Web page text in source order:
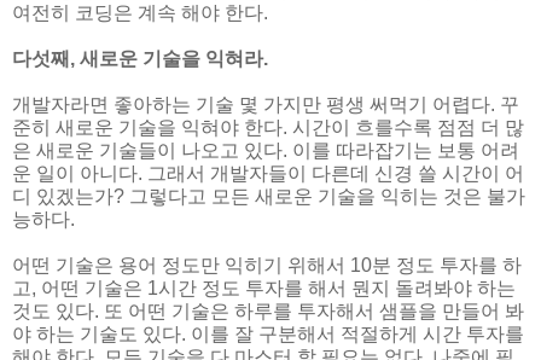
여전히 코딩은 계속 해야 한다.
다섯째, 새로운 기술을 익혀라.
개발자라면 좋아하는 기술 몇 가지만 평생 써먹기 어렵다. 꾸
준히 새로운 기술을 익혀야 한다. 시간이 흐를수록 점점 더 많
은 새로운 기술들이 나오고 있다. 이를 따라잡기는 보통 어려
운 일이 아니다. 그래서 개발자들이 다른데 신경 쓸 시간이 어
디 있겠는가? 그렇다고 모든 새로운 기술을 익히는 것은 불가
능하다.
어떤 기술은 용어 정도만 익히기 위해서 10분 정도 투자를 하
고, 어떤 기술은 1시간 정도 투자를 해서 뭔지 돌려봐야 하는
것도 있다. 또 어떤 기술은 하루를 투자해서 샘플을 만들어 봐
야 하는 기술도 있다. 이를 잘 구분해서 적절하게 시간 투자를